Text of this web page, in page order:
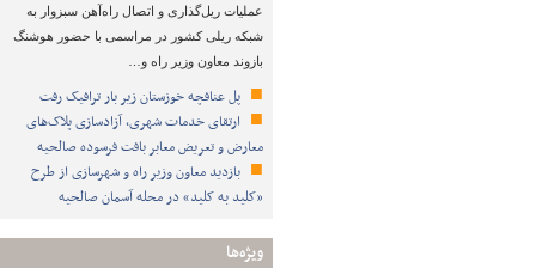
عملیات ریل‌گذاری و اتصال راه‌آهن سبزوار به
شبکه ریلی کشور در مراسمی با حضور هوشنگ
بازوند معاون وزیر راه و…
پل عنافچه خوزستان زیر بار ترافیک رفت
ارتقای خدمات شهری، آزادسازی پلاک‌های
معارض و تعریض معابر بافت فرسوده صالحیه
بازدید معاون وزیر راه و شهرسازی از طرح
«کلید به کلید» در محله آسمان صالحیه
ویژه‌ها